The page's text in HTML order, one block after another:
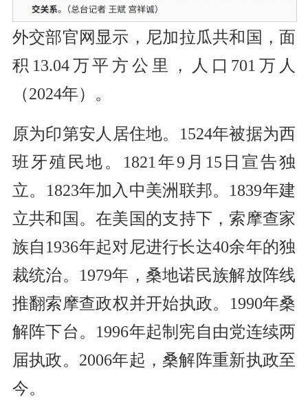
外交部官网显示，尼加拉瓜共和国，面
积13.04万平方公里，人口701万人
（2024年）。
原为印第安人居住地。1524年被据为西
班牙殖民地。1821年9月15日宣告独
立。1823年加入中美洲联邦。1839年建
立共和国。在美国的支持下，索摩查家
族自1936年起对尼进行长达40余年的独
裁统治。1979年，桑地诺民族解放阵线
推翻索摩查政权并开始执政。1990年桑
解阵下台。1996年起制宪自由党连续两
届执政。2006年起，桑解阵重新执政至
今。